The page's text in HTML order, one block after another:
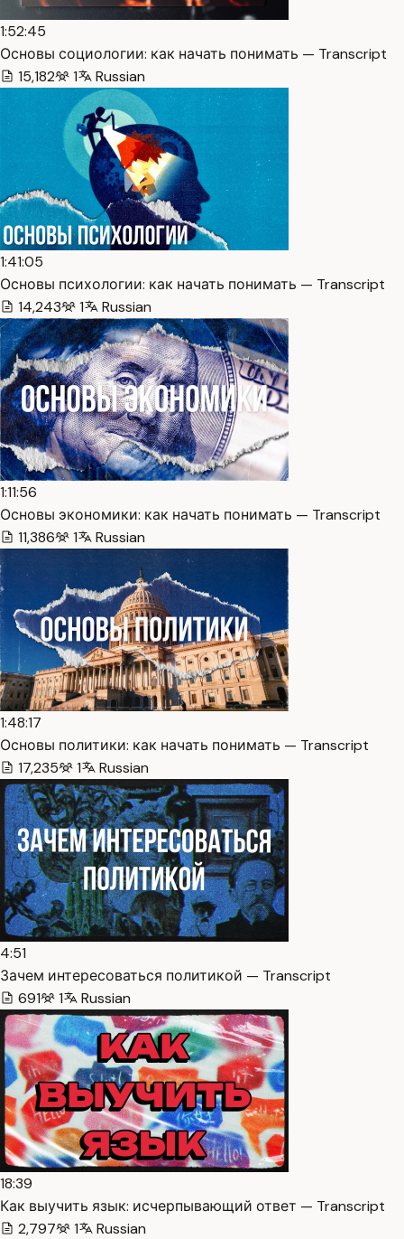
1:52:45
Основы социологии: как начать понимать — Transcript
15,182
1 Russian
1:41:05
Основы психологии: как начать понимать — Transcript
14,243
1 Russian
1:11:56
Основы экономики: как начать понимать — Transcript
11,386
1 Russian
1:48:17
Основы политики: как начать понимать — Transcript
17,235
1 Russian
4:51
Зачем интересоваться политикой — Transcript
691
1 Russian
18:39
Как выучить язык: исчерпывающий ответ — Transcript
2,797
1 Russian